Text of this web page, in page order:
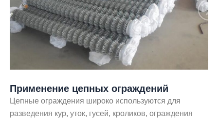
Применение цепных ограждений
Цепные ограждения широко используются для
разведения кур, уток, гусей, кроликов, ограждения